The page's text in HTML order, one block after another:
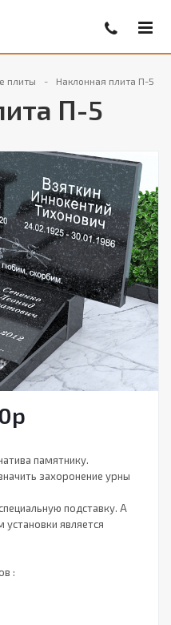
плиты Наклонная плита П-5
П-5
р
памятнику.
захоронение урны
подставку. А
является
: